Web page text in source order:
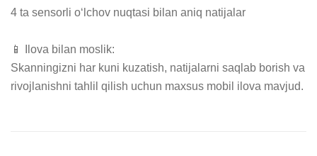
4 ta sensorli o‘lchov nuqtasi bilan aniq natijalar
📱 Ilova bilan moslik:
Skanningizni har kuni kuzatish, natijalarni saqlab borish va
rivojlanishni tahlil qilish uchun maxsus mobil ilova mavjud.